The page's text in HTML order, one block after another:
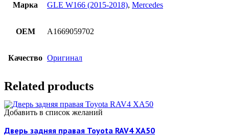
Марка GLE W166 (2015-2018), Mercedes
OEM A1669059702
Качество Оригинал
Related products
Добавить в список желаний
Дверь задняя правая Toyota RAV4 XA50